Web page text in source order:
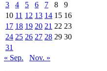
3
4 5 6 7 8
9
10 11 12 13 14 15 16
17 18 19 20 21 22 23
24 25 26 27 28 29 30
31
« Sep.
Nov. »